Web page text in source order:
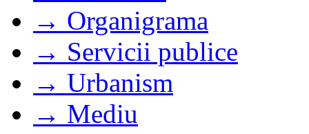
→ Organigrama
→ Servicii publice
→ Urbanism
→ Mediu